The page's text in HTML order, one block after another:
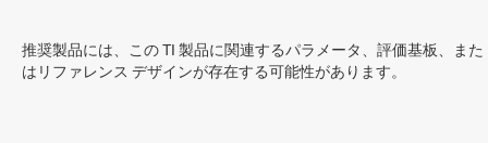
推奨製品には、この TI 製品に関連するパラメータ、評価基板、また
はリファレンス デザインが存在する可能性があります。